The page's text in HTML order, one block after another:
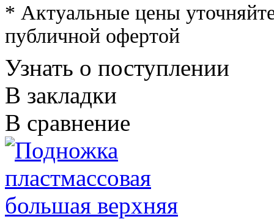
* Актуальные цены
публичной офертой
Узнать о поступлении
В закладки
В сравнение